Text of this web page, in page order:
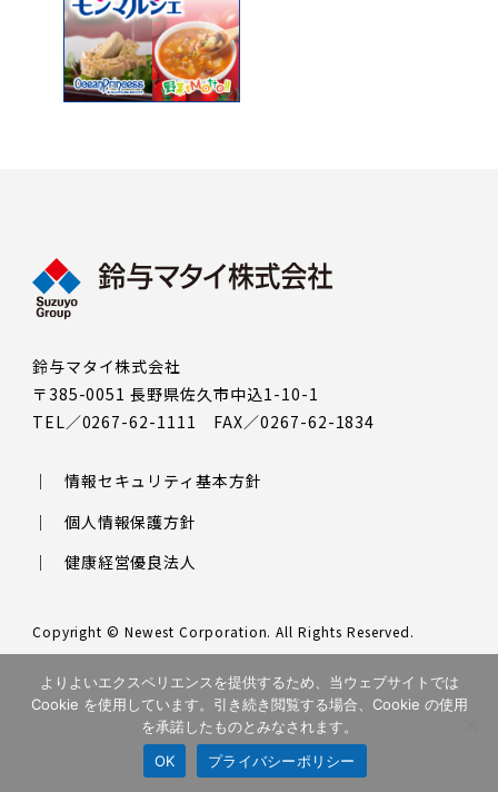
鈴与マタイ株式会社
〒385-0051 長野県佐久市中込1-10-1
TEL／0267-62-1111 FAX／0267-62-1834
情報セキュリティ基本方針
個人情報保護方針
健康経営優良法人
Copyright © Newest Corporation. All Rights Reserved.
イバシーポリシー
と利用規約が適用されます。
よりよいエクスペリエンスを提供するため、当ウェブサイトでは
Cookie を使用しています。引き続き閲覧する場合、Cookie の使用
を承諾したものとみなされます。
OK
プライバシーポリシー